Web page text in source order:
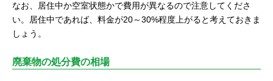
なお、居住中か空室状態かで費用が異なるので注意してくださ
い。居住中であれば、料金が20～30%程度上がると考えておきま
しょう。
廃棄物の処分費の相場